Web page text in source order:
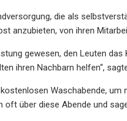
die als
anzubieten, von ihren
gewesen, den Leuten
ihren Nachbarn helfen“,
Waschabende,
über diese Abende und